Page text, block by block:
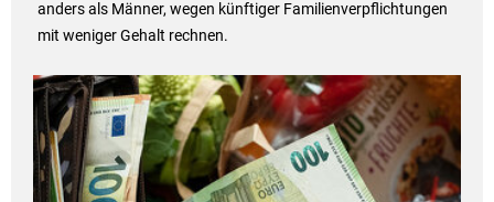
anders als Männer, wegen künftiger Familienverpflichtungen
mit weniger Gehalt rechnen.